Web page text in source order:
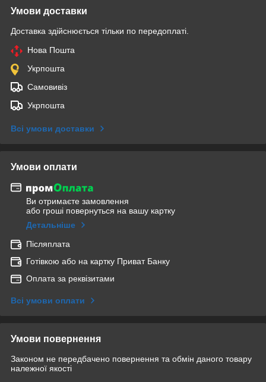
Умови доставки
Доставка здійснюється тільки по передоплаті.
Нова Пошта
Укрпошта
Самовивіз
Укрпошта
Всі умови доставки
Умови оплати
Ви отримаєте замовлення
або гроші повернуться на вашу картку
Детальніше
Післяплата
Готівкою або на картку Приват Банку
Оплата за реквізитами
Всі умови оплати
Умови повернення
Законом не передбачено повернення та обмін даного товару
належної якості